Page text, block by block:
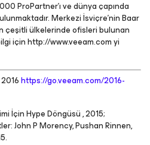
ProPartner’ı ve dünya çapında
Merkezi İsviçre’nin Baar
çeşitli ülkelerinde ofisleri bulunan
için http://www.veeam.com yi
https://go.veeam.com/2016-
İçin Hype Döngüsü , 2015;
John P Morency, Pushan Rinnen,